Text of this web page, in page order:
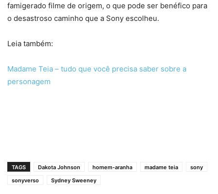
famigerado filme de origem, o que pode ser benéfico para
o desastroso caminho que a Sony escolheu.
Leia também:
Madame Teia – tudo que você precisa saber sobre a
personagem
TAGS Dakota Johnson homem-aranha madame teia
sony
sonyverso
Sydney Sweeney